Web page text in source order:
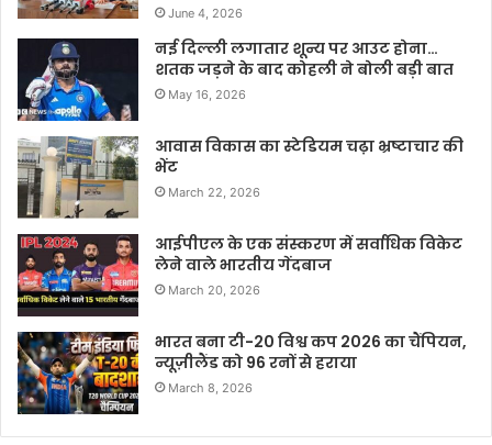
June 4, 2026
नई दिल्ली लगातार शून्य पर आउट होना…
शतक जड़ने के बाद कोहली ने बोली बड़ी बात
May 16, 2026
आवास विकास का स्टेडियम चढ़ा भ्रष्टाचार की
भेंट
March 22, 2026
आईपीएल के एक संस्करण में सर्वाधिक विकेट
लेने वाले भारतीय गेंदबाज
March 20, 2026
भारत बना टी-20 विश्व कप 2026 का चैंपियन,
न्यूज़ीलैंड को 96 रनों से हराया
March 8, 2026